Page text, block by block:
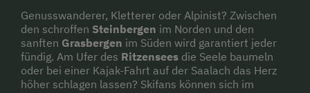
Genusswanderer, Kletterer oder Alpinist? Zwischen
den schroffen Steinbergen im Norden und den
sanften Grasbergen im Süden wird garantiert jeder
fündig. Am Ufer des Ritzensees die Seele baumeln
oder bei einer Kajak-Fahrt auf der Saalach das Herz
höher schlagen lassen? Skifans können sich im